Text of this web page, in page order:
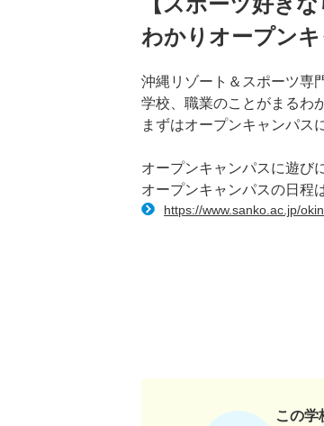
わかりオープン
沖縄リゾート＆スポーツ専
学校、職業のことがまるわ
まずはオープンキャンパ
オープンキャンパスに遊び
オープンキャンパスの日程
https://www.sanko.ac.jp/
この学